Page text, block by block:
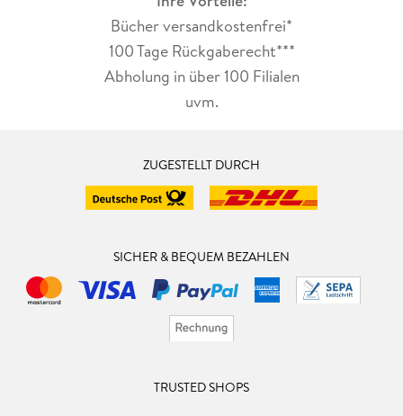
Bücher versandkostenfrei*
100 Tage Rückgaberecht***
Abholung in über 100 Filialen
uvm.
ZUGESTELLT DURCH
SICHER & BEQUEM BEZAHLEN
TRUSTED SHOPS